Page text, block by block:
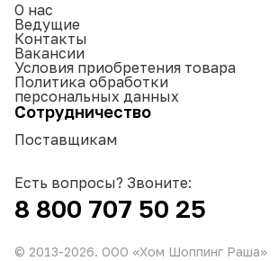
О нас
Ведущие
Контакты
Вакансии
Условия приобретения товара
Политика обработки
персональных данных
Сотрудничество
Поставщикам
Есть вопросы? Звоните:
8 800 707 50 25
© 2013-2026. ООО «Хом Шоппинг Раша»